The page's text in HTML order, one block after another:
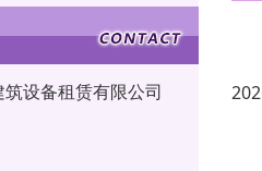
设备租赁有限公司